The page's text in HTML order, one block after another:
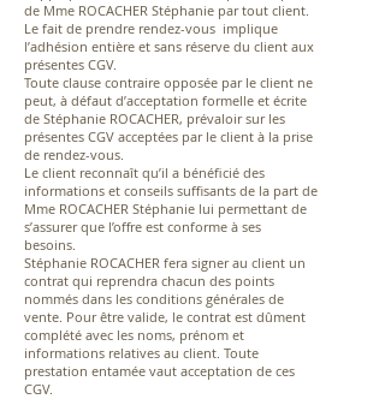
de Mme ROCACHER Stéphanie par tout client.
Le fait de prendre rendez-vous implique
l’adhésion entière et sans réserve du client aux
présentes CGV.
Toute clause contraire opposée par le client ne
peut, à défaut d’acceptation formelle et écrite
de Stéphanie ROCACHER, prévaloir sur les
présentes CGV acceptées par le client à la prise
de rendez-vous.
Le client reconnaît qu’il a bénéficié des
informations et conseils suffisants de la part de
Mme ROCACHER Stéphanie lui permettant de
s’assurer que l’offre est conforme à ses
besoins.
Stéphanie ROCACHER fera signer au client un
contrat qui reprendra chacun des points
nommés dans les conditions générales de
vente. Pour être valide, le contrat est dûment
complété avec les noms, prénom et
informations relatives au client. Toute
prestation entamée vaut acceptation de ces
CGV.